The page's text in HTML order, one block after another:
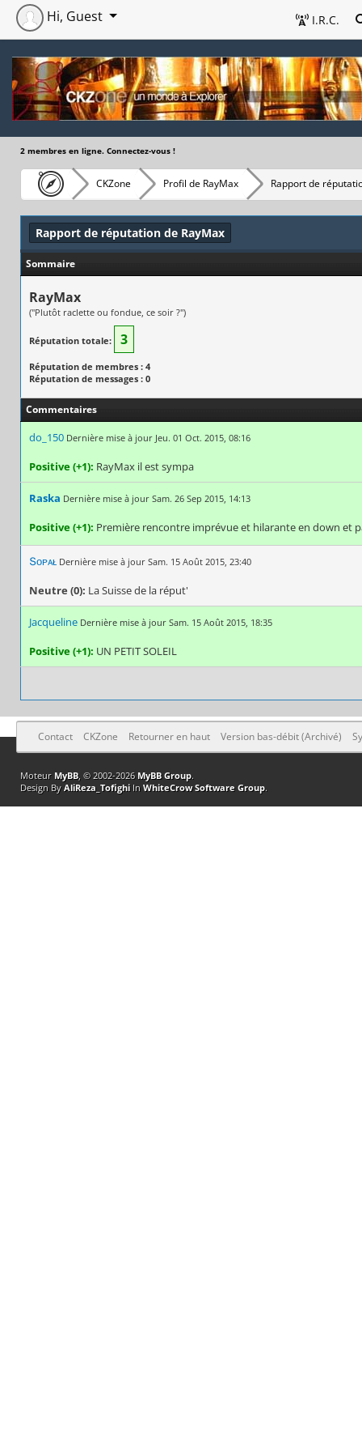
I.R.C.
Hi, Guest
2 membres en ligne. Connectez-vous !
CKZone Profil de RayMax Rapport de
Rapport de réputation de RayMax
Sommaire
RayMax
("Plutôt raclette ou fondue, ce soir ?")
Réputation totale: 3
Réputation de membres : 4
Réputation de messages : 0
Commentaires
do_150 Dernière mise à jour Jeu. 01 Oct. 2015, 08:16
Positive (+1): RayMax il est sympa
Raska Dernière mise à jour Sam. 26 Sep 2015, 14:13
Positive (+1): Première rencontre imprévue et hilarante en down et
Տᴏᴘᴀᴌ Dernière mise à jour Sam. 15 Août 2015, 23:40
Neutre (0): La Suisse de la réput'
Jacqueline Dernière mise à jour Sam. 15 Août 2015, 18:35
Positive (+1): UN PETIT SOLEIL
Contact CKZone Retourner en haut Version bas-débit (Archivé)
Moteur MyBB, © 2002-2026 MyBB Group.
Design By AliReza_TofighiIn WhiteCrow Software Group.